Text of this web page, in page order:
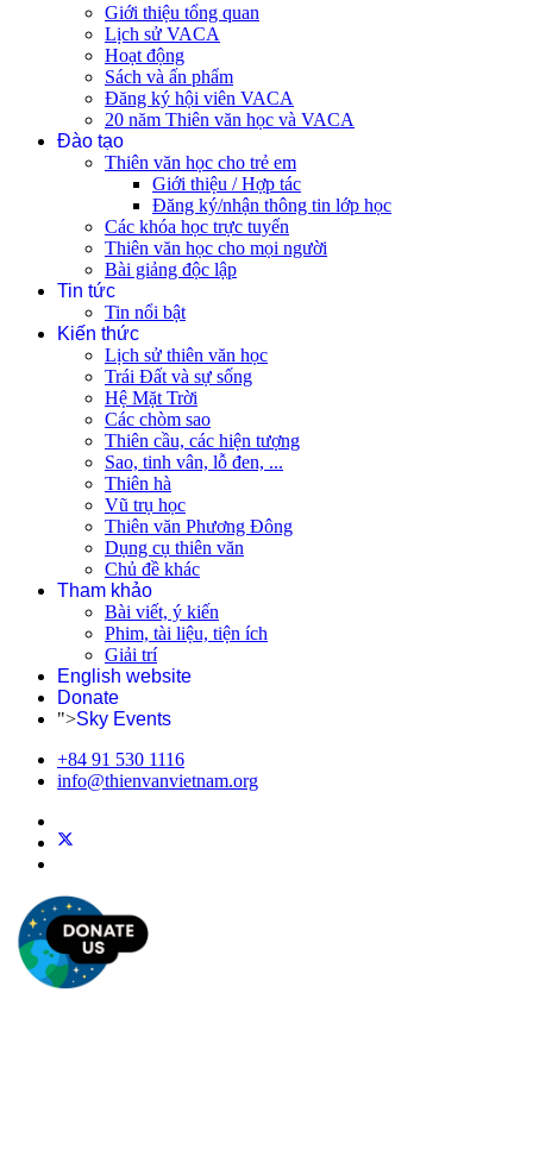
Giới thiệu tổng quan
Lịch sử VACA
Hoạt động
Sách và ấn phẩm
Đăng ký hội viên VACA
20 năm Thiên văn học và VACA
Đào tạo
Thiên văn học cho trẻ em
Giới thiệu / Hợp tác
Đăng ký/nhận thông tin lớp học
Các khóa học trực tuyến
Thiên văn học cho mọi người
Bài giảng độc lập
Tin tức
Tin nổi bật
Kiến thức
Lịch sử thiên văn học
Trái Đất và sự sống
Hệ Mặt Trời
Các chòm sao
Thiên cầu, các hiện tượng
Sao, tinh vân, lỗ đen, ...
Thiên hà
Vũ trụ học
Thiên văn Phương Đông
Dụng cụ thiên văn
Chủ đề khác
Tham khảo
Bài viết, ý kiến
Phim, tài liệu, tiện ích
Giải trí
English website
Donate
">Sky Events
+84 91 530 1116
info@thienvanvietnam.org